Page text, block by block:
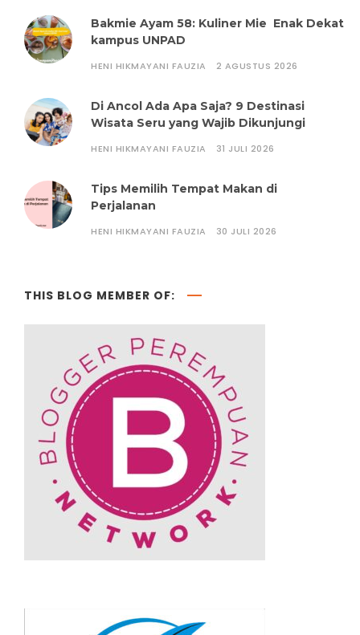
Bakmie Ayam 58: Kuliner Mie Enak Dekat
kampus UNPAD
HENI HIKMAYANI FAUZIA 2 AGUSTUS 2026
Di Ancol Ada Apa Saja? 9 Destinasi
Wisata Seru yang Wajib Dikunjungi
HENI HIKMAYANI FAUZIA 31 JULI 2026
Tips Memilih Tempat Makan di
Perjalanan
HENI HIKMAYANI FAUZIA 30 JULI 2026
THIS BLOG MEMBER OF: